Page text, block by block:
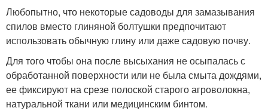
Любопытно, что некоторые садоводы для замазывания
спилов вместо глиняной болтушки предпочитают
использовать обычную глину или даже садовую почву.
Для того чтобы она после высыхания не осыпалась с
обработанной поверхности или не была смыта дождями,
ее фиксируют на срезе полоской старого агроволокна,
натуральной ткани или медицинским бинтом.